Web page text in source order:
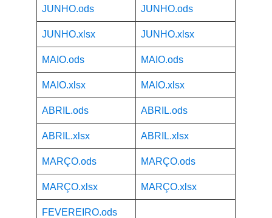
JUNHO.ods JUNHO.ods
JUNHO.xlsx JUNHO.xlsx
MAIO.ods MAIO.ods
MAIO.xlsx MAIO.xlsx
ABRIL.ods ABRIL.ods
ABRIL.xlsx ABRIL.xlsx
MARÇO.ods MARÇO.ods
MARÇO.xlsx MARÇO.xlsx
FEVEREIRO.ods